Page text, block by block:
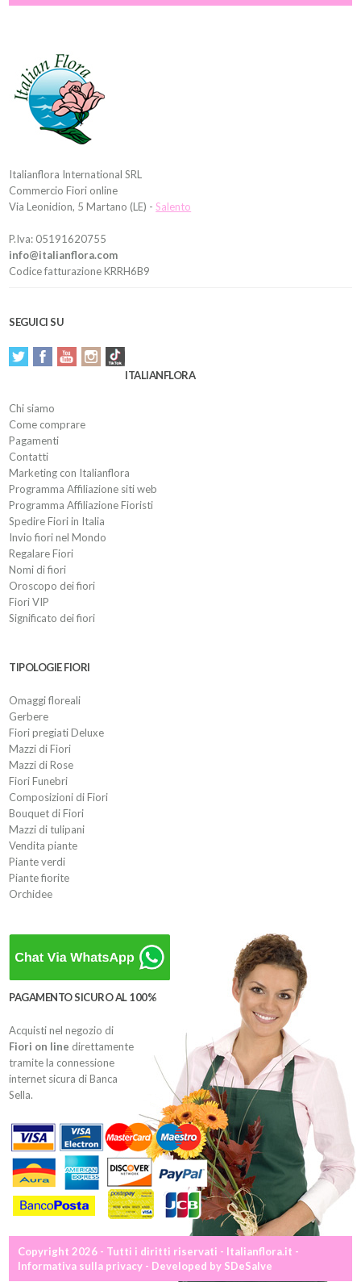
Italianflora International SRL
Commercio Fiori online
Via Leonidion, 5 Martano (LE) -Salento
P.Iva: 05191620755
info@italianflora.com
Codice fatturazione KRRH6B9
SEGUICI SU
ITALIANFLORA
Chi siamo
Come comprare
Pagamenti
Contatti
Marketing con Italianflora
Programma Affiliazione siti web
Programma Affiliazione Fioristi
Spedire Fiori in Italia
Invio fiori nel Mondo
Regalare Fiori
Nomi di fiori
Oroscopo dei fiori
Fiori VIP
Significato dei fiori
TIPOLOGIE FIORI
Omaggi floreali
Gerbere
Fiori pregiati Deluxe
Mazzi di Fiori
Mazzi di Rose
Fiori Funebri
Composizioni di Fiori
Bouquet di Fiori
Mazzi di tulipani
Vendita piante
Piante verdi
Piante fiorite
Orchidee
PAGAMENTO SICURO AL 100%
Acquisti nel negozio di
Fiori on line direttamente
tramite la connessione
internet sicura di Banca
Sella.
Copyright 2026 - Tutti i diritti riservati - Italianflora.it -
Informativa sulla privacy- Developed by SDeSalve